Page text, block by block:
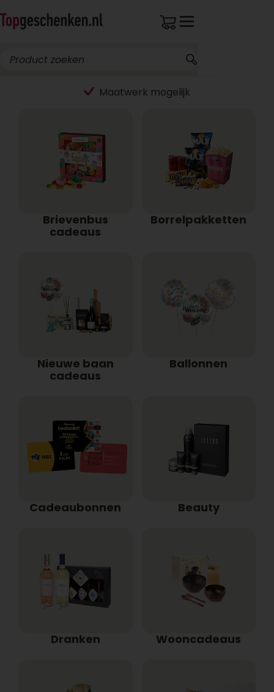
Brievenbus
cadeaus
Borrelpakketten
Nieuwe baan
cadeaus
Ballonnen
Cadeaubonnen Beauty
Dranken Wooncadeaus